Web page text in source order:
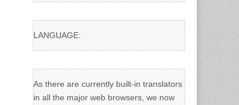
LANGUAGE:
As there are currently built-in translators
in all the major web browsers, we now